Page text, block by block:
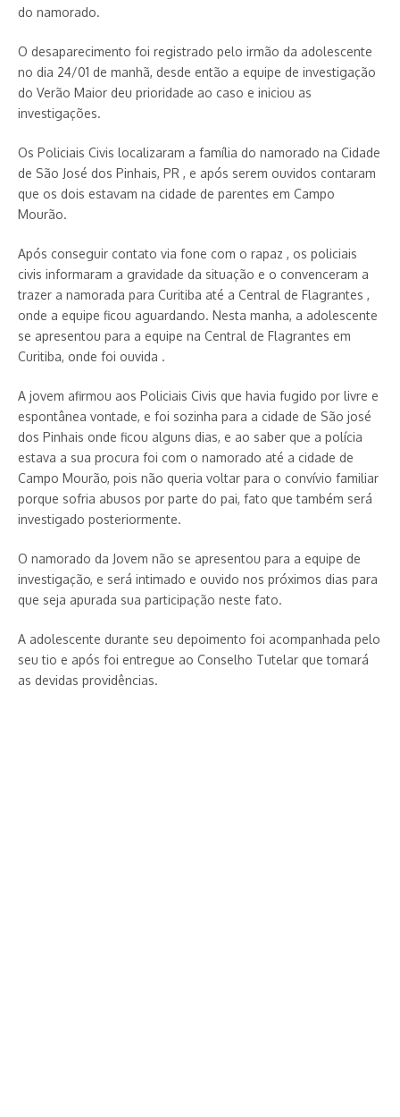
do namorado.
O desaparecimento foi registrado pelo irmão da adolescente
no dia 24/01 de manhã, desde então a equipe de investigação
do Verão Maior deu prioridade ao caso e iniciou as
investigações.
Os Policiais Civis localizaram a família do namorado na Cidade
de São José dos Pinhais, PR , e após serem ouvidos contaram
que os dois estavam na cidade de parentes em Campo
Mourão.
Após conseguir contato via fone com o rapaz , os policiais
civis informaram a gravidade da situação e o convenceram a
trazer a namorada para Curitiba até a Central de Flagrantes ,
onde a equipe ficou aguardando. Nesta manha, a adolescente
se apresentou para a equipe na Central de Flagrantes em
Curitiba, onde foi ouvida .
A jovem afirmou aos Policiais Civis que havia fugido por livre e
espontânea vontade, e foi sozinha para a cidade de São josé
dos Pinhais onde ficou alguns dias, e ao saber que a polícia
estava a sua procura foi com o namorado até a cidade de
Campo Mourão, pois não queria voltar para o convívio familiar
porque sofria abusos por parte do pai, fato que também será
investigado posteriormente.
O namorado da Jovem não se apresentou para a equipe de
investigação, e será intimado e ouvido nos próximos dias para
que seja apurada sua participação neste fato.
A adolescente durante seu depoimento foi acompanhada pelo
seu tio e após foi entregue ao Conselho Tutelar que tomará
as devidas providências.